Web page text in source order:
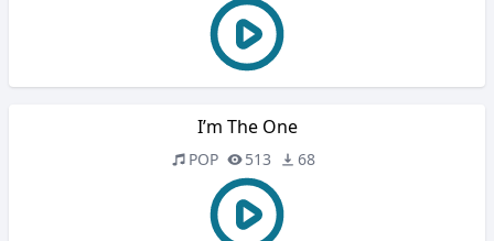
I’m The One
POP 513 68